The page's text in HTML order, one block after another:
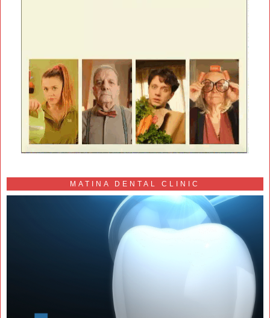
MATINA DENTAL CLINIC